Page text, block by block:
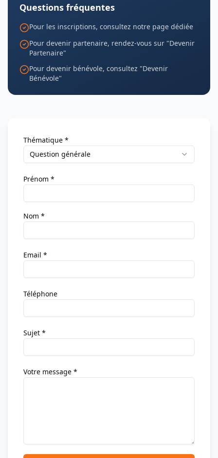
Questions fréquentes
Pour les inscriptions, consultez notre page dédiée
Pour devenir partenaire, rendez-vous sur "Devenir
Partenaire"
Pour devenir bénévole, consultez "Devenir
Bénévole"
Thématique *
Question générale
Prénom *
Nom *
Email *
Téléphone
Sujet *
Votre message *